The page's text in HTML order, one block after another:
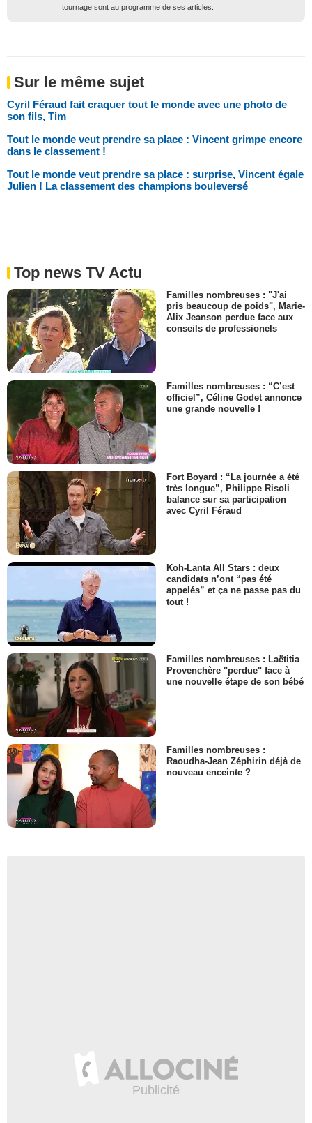
tournage sont au programme de ses articles.
Sur le même sujet
Cyril Féraud fait craquer tout le monde avec une photo de
son fils, Tim
Tout le monde veut prendre sa place : Vincent grimpe encore
dans le classement !
Tout le monde veut prendre sa place : surprise, Vincent égale
Julien ! La classement des champions bouleversé
Top news TV Actu
Familles nombreuses : "J'ai
pris beaucoup de poids", Marie-
Alix Jeanson perdue face aux
conseils de professionels
Familles nombreuses : “C’est
officiel”, Céline Godet annonce
une grande nouvelle !
Fort Boyard : “La journée a été
très longue”, Philippe Risoli
balance sur sa participation
avec Cyril Féraud
Koh-Lanta All Stars : deux
candidats n’ont “pas été
appelés” et ça ne passe pas du
tout !
Familles nombreuses : Laëtitia
Provenchère "perdue" face à
une nouvelle étape de son bébé
Familles nombreuses :
Raoudha-Jean Zéphirin déjà de
nouveau enceinte ?